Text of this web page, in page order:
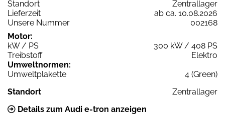
Standort
Zentrallager
Lieferzeit
ab ca. 10.08.2026
Unsere Nummer
002168
Motor:
kW / PS
300 kW / 408 PS
Treibstoff
Elektro
Umweltnormen:
Umweltplakette
4 (Green)
Standort
Zentrallager
Details zum Audi e-tron anzeigen